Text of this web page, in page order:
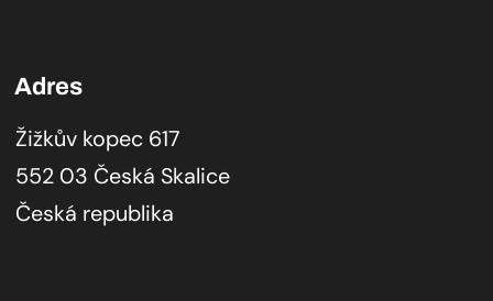
Adres
Žižkův kopec 617
552 03 Česká Skalice
Česká republika